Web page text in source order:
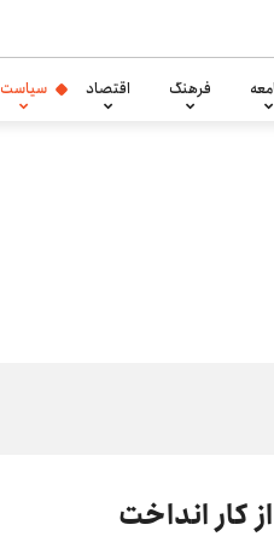
فرهنگ اقتصاد سیاست
کار انداخت